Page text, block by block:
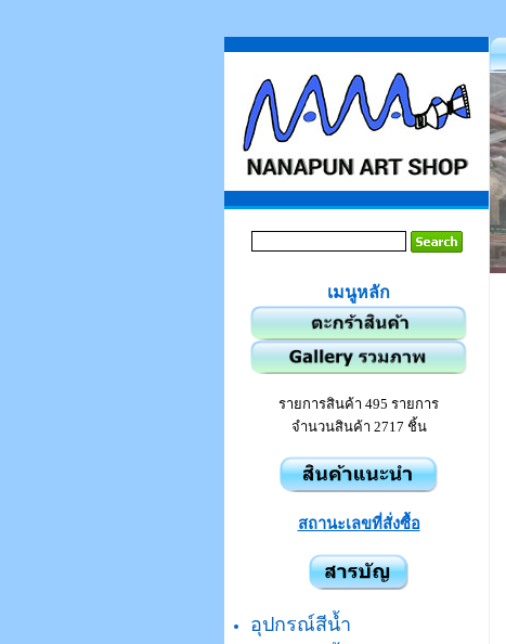
เมนูหลัก
รายการสินค้า 495 รายการ
จำนวนสินค้า 2717 ชิ้น
สถานะเลขที่สั่งซื้อ
อุปกรณ์สีน้ำ